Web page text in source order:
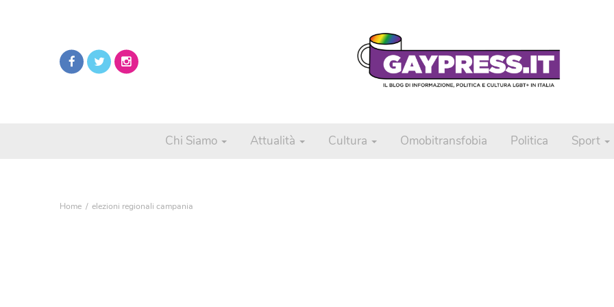
Chi Siamo Attualità Cultura Omobitransfobia Politica Sport
Home elezioni regionali campania